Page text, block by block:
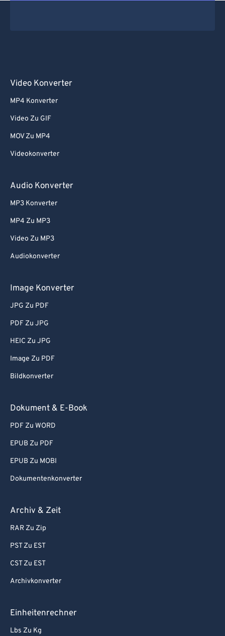
Video Konverter
MP4 Konverter
Video Zu GIF
MOV Zu MP4
Videokonverter
Audio Konverter
MP3 Konverter
MP4 Zu MP3
Video Zu MP3
Audiokonverter
Image Konverter
JPG Zu PDF
PDF Zu JPG
HEIC Zu JPG
Image Zu PDF
Bildkonverter
Dokument & E-Book
PDF Zu WORD
EPUB Zu PDF
EPUB Zu MOBI
Dokumentenkonverter
Archiv & Zeit
RAR Zu Zip
PST Zu EST
CST Zu EST
Archivkonverter
Einheitenrechner
Lbs Zu Kg